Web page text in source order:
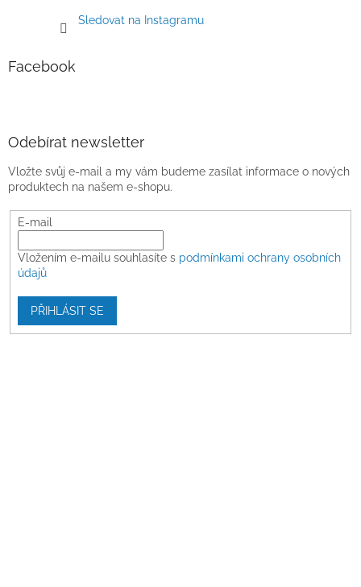
Sledovat na Instagramu
Facebook
Odebírat newsletter
Vložte svůj e-mail a my vám budeme zasílat informace o nových
produktech na našem e-shopu.
E-mail
Vložením e-mailu souhlasíte s podmínkami ochrany osobních
údajů
PŘIHLÁSIT SE